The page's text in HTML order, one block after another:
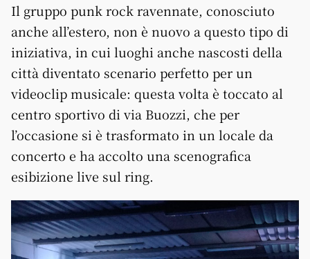
Il gruppo punk rock ravennate, conosciuto
anche all’estero, non è nuovo a questo tipo di
iniziativa, in cui luoghi anche nascosti della
città diventato scenario perfetto per un
videoclip musicale: questa volta è toccato al
centro sportivo di via Buozzi, che per
l’occasione si è trasformato in un locale da
concerto e ha accolto una scenografica
esibizione live sul ring.